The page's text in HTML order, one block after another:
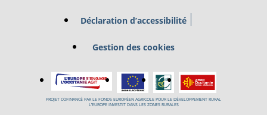
Déclaration d’accessibilité
Gestion des cookies
PROJET COFINANCÉ PAR LE FONDS EUROPÉEN AGRICOLE POUR LE DÉVELOPPEMENT RURAL
L’EUROPE INVESTIT DANS LES ZONES RURALES